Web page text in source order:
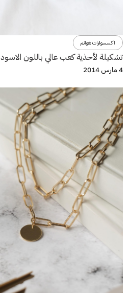
اكسسوارات هوانم
تشكيلة لأحذية كعب عالي باللون الاسود
4 مارس 2014